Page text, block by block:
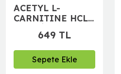
ACETYL L-
CARNITINE HCL
KARNİTİN HCL)
649 TL
Sepete Ekle